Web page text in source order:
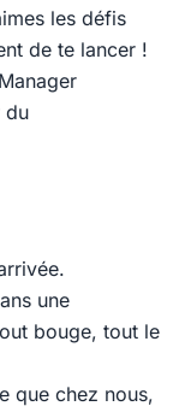
les défis
de te lancer !
du
une
bouge, tout le
que chez nous,